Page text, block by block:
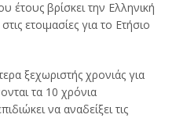
βρίσκει την Ελληνική
ετοιμασίες για το Ετήσιο
ξεχωριστής χρονιάς για
τα 10 χρόνια
να αναδείξει τις